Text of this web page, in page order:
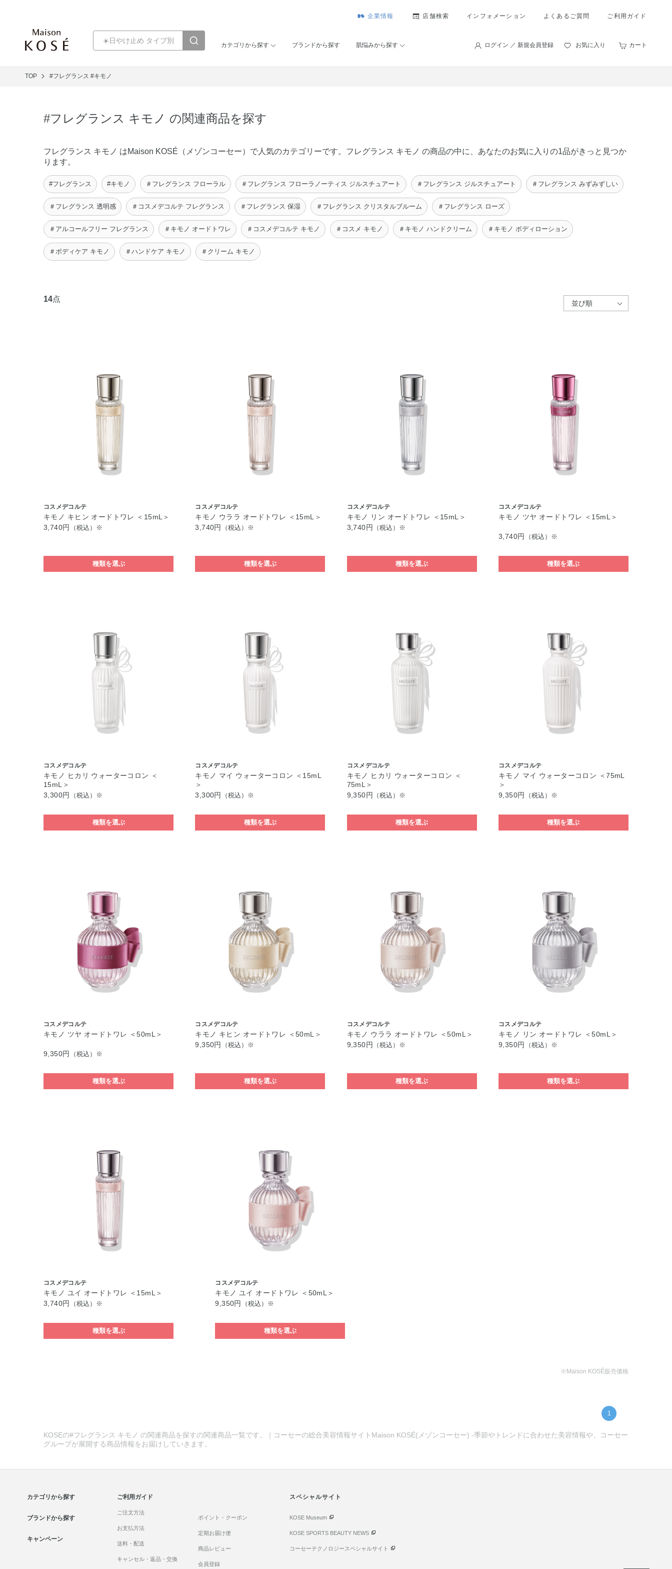
企業情報 店舗検索 インフォメーション よくあるご質問 ご利用ガイド
カテゴリから探す ブランドから探す 肌悩みから探す ログイン ／ 新規会員登録 お気に入り カート
TOP #フレグランス #キモノ
#フレグランス キモノ の関連商品を探す
フレグランス キモノ はMaison KOSÉ（メゾンコーセー）で人気のカテゴリーです。フレグランス キモノ の商品の中に、あなたのお気に入りの1品がきっと見つか
ります。
#フレグランス #キモノ ＃フレグランス フローラル ＃フレグランス フローラノーティス ジルスチュアート ＃フレグランス ジルスチュアート ＃フレグランス みずみずしい
＃フレグランス 透明感 ＃コスメデコルテ フレグランス ＃フレグランス 保湿 ＃フレグランス クリスタルブルーム ＃フレグランス ローズ
＃アルコールフリー フレグランス ＃キモノ オードトワレ ＃コスメデコルテ キモノ ＃コスメ キモノ ＃キモノ ハンドクリーム ＃キモノ ボディローション
＃ボディケア キモノ ＃ハンドケア キモノ ＃クリーム キモノ
14点
コスメデコルテ
キモノ キヒン オードトワレ ＜15mL＞
3,740円
（税込）※
種類を選ぶ
コスメデコルテ
キモノ ウララ オードトワレ ＜15mL＞
3,740円
（税込）※
種類を選ぶ
コスメデコルテ
キモノ リン オードトワレ ＜15mL＞
3,740円
（税込）※
種類を選ぶ
コスメデコルテ
キモノ ツヤ オードトワレ ＜15mL＞
3,740円 （税込）※
種類を選ぶ
コスメデコルテ
キモノ ヒカリ ウォーターコロン ＜
15mL＞
3,300円
（税込）※
種類を選ぶ
コスメデコルテ
キモノ マイ ウォーターコロン ＜15mL
＞
3,300円
（税込）※
種類を選ぶ
コスメデコルテ
キモノ ヒカリ ウォーターコロン ＜
75mL＞
9,350円
（税込）※
種類を選ぶ
コスメデコルテ
キモノ マイ ウォーターコロン ＜75mL
＞
9,350円
（税込）※
種類を選ぶ
コスメデコルテ
キモノ ツヤ オードトワレ ＜50mL＞
9,350円 （税込）※
種類を選ぶ
コスメデコルテ
キモノ キヒン オードトワレ ＜50mL＞
9,350円
（税込）※
種類を選ぶ
コスメデコルテ
キモノ ウララ オードトワレ ＜50mL＞
9,350円
（税込）※
種類を選ぶ
コスメデコルテ
キモノ リン オードトワレ ＜50mL＞
9,350円
（税込）※
種類を選ぶ
コスメデコルテ
キモノ ユイ オードトワレ ＜15mL＞
3,740円
（税込）※
種類を選ぶ
コスメデコルテ
キモノ ユイ オードトワレ ＜50mL＞
9,350円
（税込）※
種類を選ぶ
※Maison KOSÉ販売価格
1
KOSEの#フレグランス キモノ の関連商品を探すの関連商品一覧です。｜コーセーの総合美容情報サイトMaison KOSÉ(メゾンコーセー) -季節やトレンドに合わせた美容情報や、コーセー
グループが展開する商品情報をお届けしていきます。
カテゴリから探す
ブランドから探す
キャンペーン
ご利用ガイド
ご注文方法
お支払方法
送料・配送
キャンセル・返品・交換
ポイント・クーポン
定期お届け便
商品レビュー
会員登録
スペシャルサイト
KOSE Museum
KOSE SPORTS BEAUTY NEWS
コーセーテクノロジースペシャルサイト